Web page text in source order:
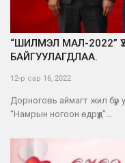
Хууль эрх зүй
Шилэн данс
Ил тод байдал
Бодлого төлөвлөлт
“ШИЛМЭЛ МАЛ-2022”
БАЙГУУЛАГДЛАА.
12-р сар 16, 2022
Дорноговь аймагт жил бүр
“Намрын ногоон өдрүүд”...